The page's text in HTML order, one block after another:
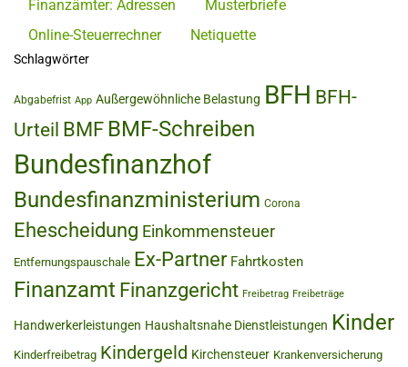
Finanzämter: Adressen
Musterbriefe
Online-Steuerrechner
Netiquette
Schlagwörter
Abgabefrist App Außergewöhnliche Belastung BFH BFH-
Urteil BMF BMF-Schreiben
Bundesfinanzhof
Bundesfinanzministerium Corona
Ehescheidung Einkommensteuer
Entfernungspauschale Ex-Partner Fahrtkosten
Finanzamt Finanzgericht Freibetrag Freibeträge
Handwerkerleistungen Haushaltsnahe Dienstleistungen Kinder
Kinderfreibetrag Kindergeld Kirchensteuer Krankenversicherung